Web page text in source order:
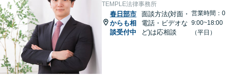
TEMPLE法律事務所
春日部市
からも相
談受付中
面談方法(対面・
電話・ビデオな
ど)は応相談
営業時間：0
9:00~18:00
（平日）